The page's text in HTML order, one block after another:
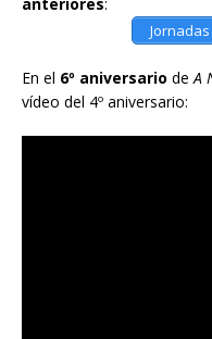
anteriores:
Jornadas
En el 6º aniversario deA
vídeo del 4º aniversario: